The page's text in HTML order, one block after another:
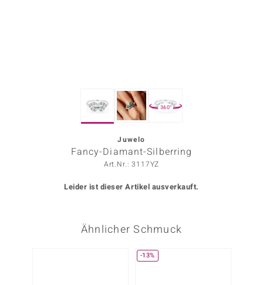
360°
Juwelo
Fancy-Diamant-Silberring
Art.Nr.: 3117YZ
Leider ist dieser Artikel ausverkauft.
Ähnlicher Schmuck
-13%